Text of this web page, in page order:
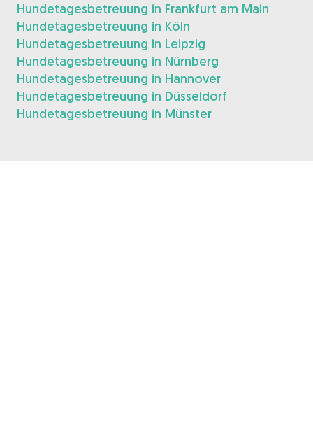
Hundetagesbetreuung in Frankfurt am Main
Hundetagesbetreuung in Köln
Hundetagesbetreuung in Leipzig
Hundetagesbetreuung in Nürnberg
Hundetagesbetreuung in Hannover
Hundetagesbetreuung in Düsseldorf
Hundetagesbetreuung in Münster